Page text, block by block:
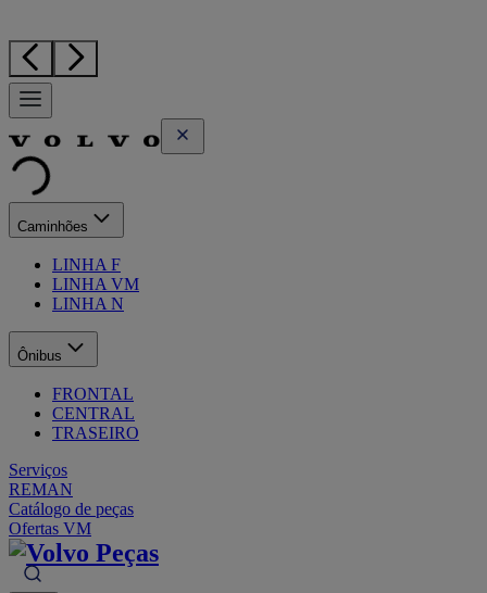
Caminhões
LINHA F
LINHA VM
LINHA N
Ônibus
FRONTAL
CENTRAL
TRASEIRO
Serviços
REMAN
Catálogo de peças
Ofertas VM